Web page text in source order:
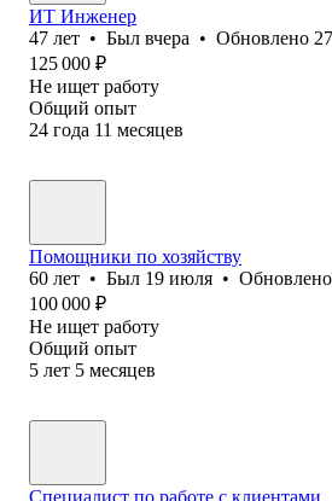
ИТ Инженер
47 лет • Был вчера • Обновлено
125 000 ₽
Не ищет работу
Общий опыт
24 года 11 месяцев
Помощники по хозяйству
60 лет • Был 19 июля • Обновлено
100 000 ₽
Не ищет работу
Общий опыт
5 лет 5 месяцев
Специалист по работе с клиентами